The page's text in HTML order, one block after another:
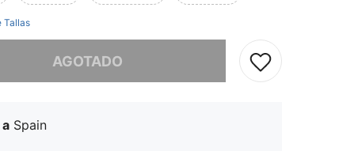
Tallas
AGOTADO
Spain